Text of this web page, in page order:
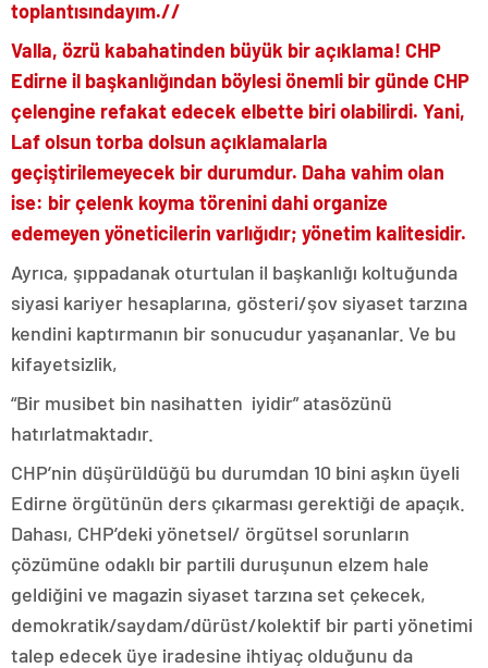
toplantısındayım.//
Valla, özrü kabahatinden büyük bir açıklama! CHP
Edirne il başkanlığından böylesi önemli bir günde CHP
çelengine refakat edecek elbette biri olabilirdi. Yani,
Laf olsun torba dolsun açıklamalarla
geçiştirilemeyecek bir durumdur. Daha vahim olan
ise: bir çelenk koyma törenini dahi organize
edemeyen yöneticilerin varlığıdır; yönetim kalitesidir.
Ayrıca, şıppadanak oturtulan il başkanlığı koltuğunda
siyasi kariyer hesaplarına, gösteri/şov siyaset tarzına
kendini kaptırmanın bir sonucudur yaşananlar. Ve bu
kifayetsizlik,
“Bir musibet bin nasihatten iyidir” atasözünü
hatırlatmaktadır.
CHP’nin düşürüldüğü bu durumdan 10 bini aşkın üyeli
Edirne örgütünün ders çıkarması gerektiği de apaçık.
Dahası, CHP’deki yönetsel/ örgütsel sorunların
çözümüne odaklı bir partili duruşunun elzem hale
geldiğini ve magazin siyaset tarzına set çekecek,
demokratik/saydam/dürüst/kolektif bir parti yönetimi
talep edecek üye iradesine ihtiyaç olduğunu da